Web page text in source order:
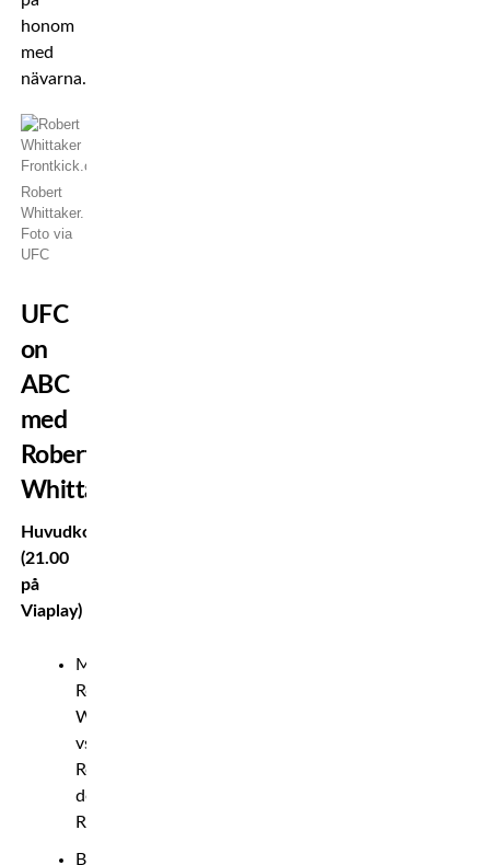
honom
med
nävarna.
Robert
Whittaker.
Foto via
UFC
UFC
on
ABC
med
Robert
Whittaker
Huvudkort
(21.00
på
Viaplay)
Mellanvikt:
Robert
Whittaker
vs.
Reinier
de
Ridder
Bantamvikt: